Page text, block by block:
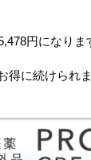
円になりま
得に続けられま